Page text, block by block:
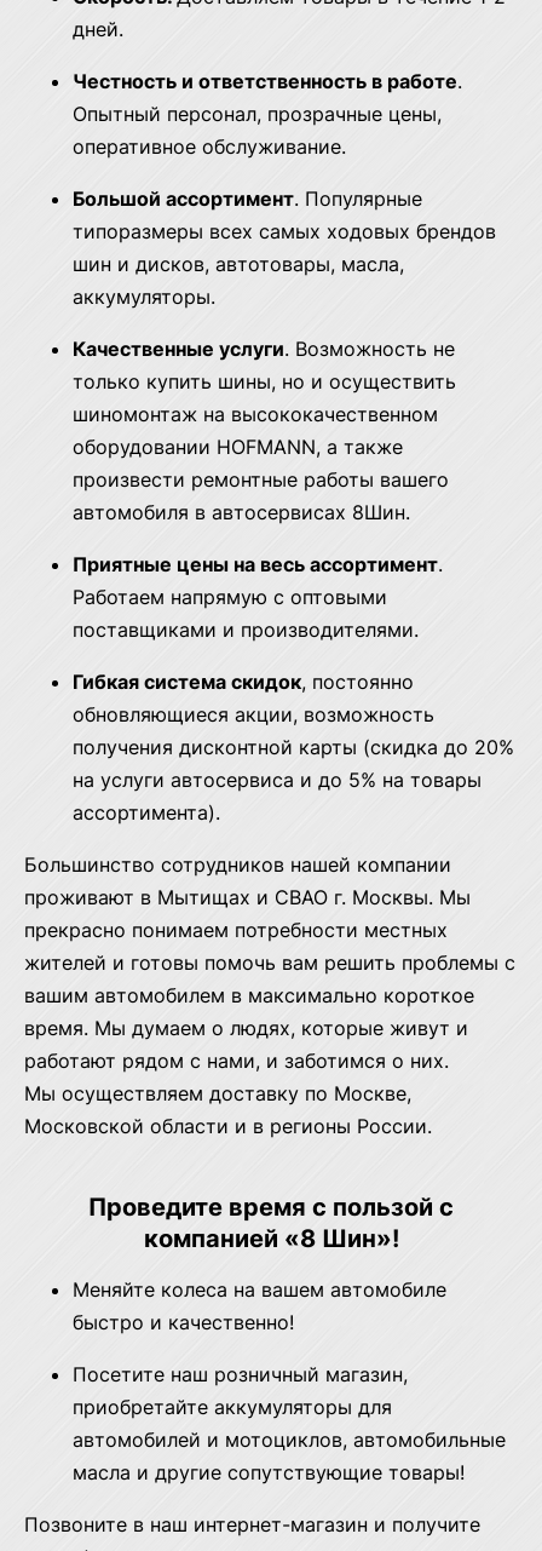
дней.
Честность и ответственность в работе.
Опытный персонал, прозрачные цены,
оперативное обслуживание.
Большой ассортимент. Популярные
типоразмеры всех самых ходовых брендов
шин и дисков, автотовары, масла,
аккумуляторы.
Качественные услуги. Возможность не
только купить шины, но и осуществить
шиномонтаж на высококачественном
оборудовании HOFMANN, а также
произвести ремонтные работы вашего
автомобиля в автосервисах 8Шин.
Приятные цены на весь ассортимент.
Работаем напрямую с оптовыми
поставщиками и производителями.
Гибкая система скидок, постоянно
обновляющиеся акции, возможность
получения дисконтной карты (скидка до 20%
на услуги автосервиса и до 5% на товары
ассортимента).
Большинство сотрудников нашей компании
проживают в Мытищах и СВАО г. Москвы. Мы
прекрасно понимаем потребности местных
жителей и готовы помочь вам решить проблемы с
вашим автомобилем в максимально короткое
время. Мы думаем о людях, которые живут и
работают рядом с нами, и заботимся о них.
Мы осуществляем доставку по Москве,
Московской области и в регионы России.
Проведите время с пользой с
компанией «8 Шин»!
Меняйте колеса на вашем автомобиле
быстро и качественно!
Посетите наш розничный магазин,
приобретайте аккумуляторы для
автомобилей и мотоциклов, автомобильные
масла и другие сопутствующие товары!
Позвоните в наш интернет-магазин и получите